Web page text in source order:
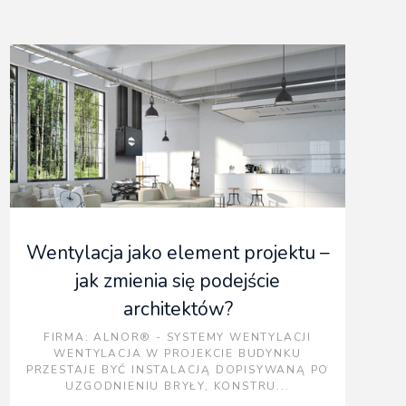
Wiele sporów między
projektantami a
generalnymi wyko...
Poziom dojrzałości
cyfrowej w polskiej
branży archit...
Wentylacja jako element projektu –
jak zmienia się podejście
architektów?
FIRMA: ALNOR® - SYSTEMY WENTYLACJI
WENTYLACJA W PROJEKCIE BUDYNKU
PRZESTAJE BYĆ INSTALACJĄ DOPISYWANĄ PO
UZGODNIENIU BRYŁY, KONSTRU...